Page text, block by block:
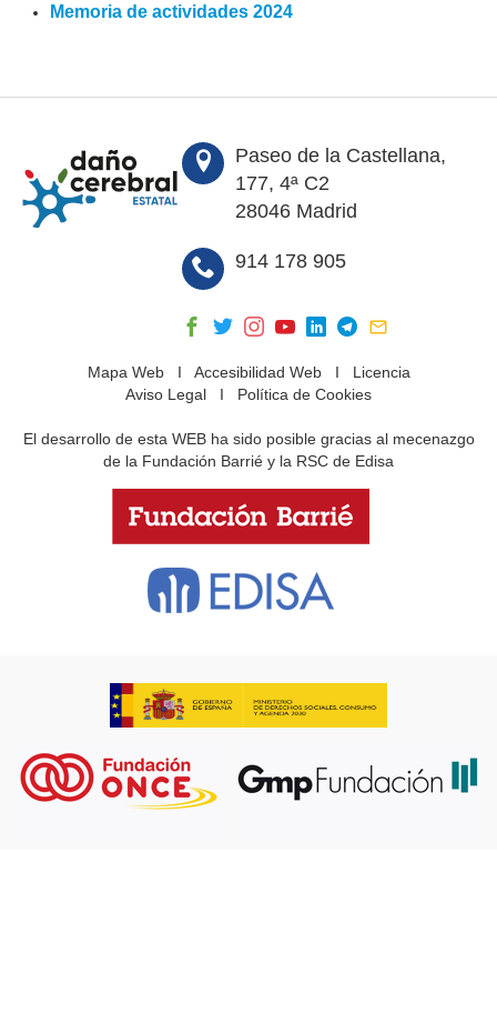
Memoria de actividades 2024
Paseo de la Castellana,
177, 4ª C2
28046 Madrid
914 178 905
Mapa WebI Accesibilidad WebI Licencia
Aviso Legal I Política de Cookies
El desarrollo de esta WEB ha sido posible gracias al mecenazgo
de la Fundación Barrié y la RSC de Edisa